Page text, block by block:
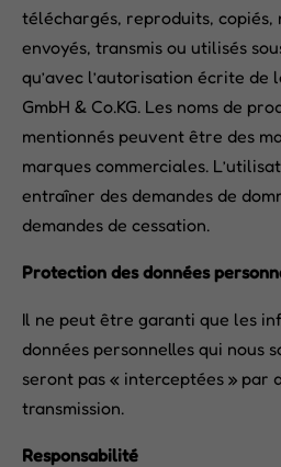
téléchargés, reproduits, copiés,
envoyés, transmis ou utilisés
qu’avec l’autorisation écrite de
GmbH & Co.KG. Les noms de
mentionnés peuvent être des
marques commerciales.
entraîner des demandes de
demandes de cessation.
Protection des données
Il ne peut être garanti que les
données personnelles qui nous
seront pas « interceptées » par
transmission.
Responsabilité